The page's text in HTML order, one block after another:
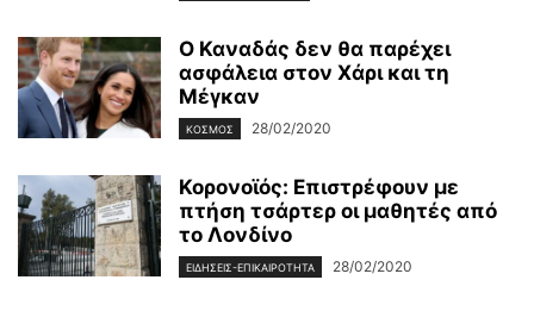
Ο Καναδάς δεν θα παρέχει
ασφάλεια στον Χάρι και τη
Μέγκαν
ΚΌΣΜΟΣ 28/02/2020
Κορονοϊός: Επιστρέφουν με
πτήση τσάρτερ οι μαθητές από
το Λονδίνο
ΕΙΔΉΣΕΙΣ-ΕΠΙΚΑΙΡΌΤΗΤΑ 28/02/2020